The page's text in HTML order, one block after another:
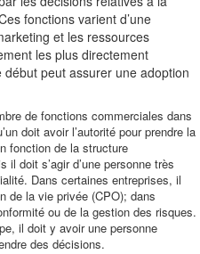
fonctions varient d’une
et les ressources
les plus directement
peut assurer une adoption
de fonctions commerciales dans
doit avoir l’autorité pour prendre la
fonction de la structure
doit s’agir d’une personne très
Dans certaines entreprises, il
de la vie privée (CPO); dans
ou de la gestion des risques.
il doit y avoir une personne
des décisions.